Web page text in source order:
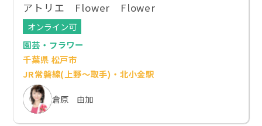
アトリエ Flower Flower
オンライン可
園芸・フラワー
千葉県 松戸市
JR常磐線(上野～取手)・北小金駅
倉原 由加